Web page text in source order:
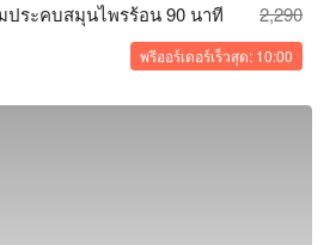
ระคบสมุนไพรร้อน 90 นาที
2,290
พรีออร์เดอร์เร็วสุด: 10:00